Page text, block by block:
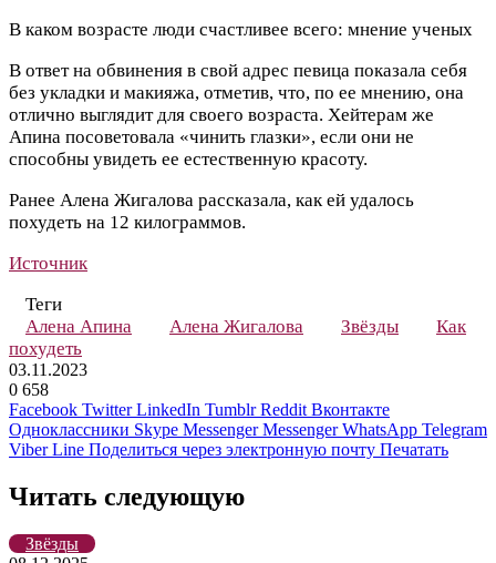
В каком возрасте люди счастливее всего: мнение ученых
В ответ на обвинения в свой адрес певица показала себя
без укладки и макияжа, отметив, что, по ее мнению, она
отлично выглядит для своего возраста. Хейтерам же
Апина посоветовала «чинить глазки», если они не
способны увидеть ее естественную красоту.
Ранее Алена Жигалова рассказала, как ей удалось
похудеть на 12 килограммов.
Источник
Теги
Алена Апина
Алена Жигалова Звёзды
Как
похудеть
03.11.2023
0 658
Facebook Twitter LinkedIn Tumblr Reddit Вконтакте
Одноклассники Skype Messenger Messenger WhatsApp Telegram
Viber Line Поделиться через электронную почту Печатать
Читать следующую
Звёзды